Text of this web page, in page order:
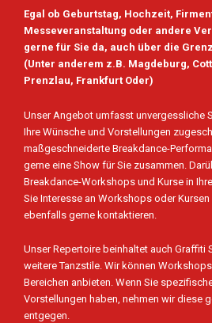
Egal ob Geburtstag, Hochzeit,
Messeveranstaltung oder andere
gerne für Sie da, auch über die
(Unter anderem z.B. Magdeburg,
Prenzlau, Frankfurt Oder)
Unser Angebot umfasst unvergessliche
Ihre Wünsche und Vorstellungen
maßgeschneiderte Breakdance-
gerne eine Show für Sie zusammen.
Breakdance-Workshops und Kurse in
Sie Interesse an Workshops oder
ebenfalls gerne kontaktieren.
Unser Repertoire beinhaltet auch Graffiti
weitere Tanzstile. Wir können
Bereichen anbieten. Wenn Sie
Vorstellungen haben, nehmen wir diese
entgegen.